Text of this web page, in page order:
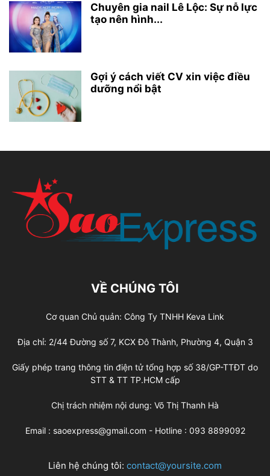
Chuyên gia nail Lê Lộc: Sự nỗ lực
tạo nên hình...
Gợi ý cách viết CV xin việc điều
dưỡng nổi bật
VỀ CHÚNG TÔI
Cơ quan Chủ quản: Công Ty TNHH Keva Link
Địa chỉ: 2/44 Đường số 7, KCX Đô Thành, Phường 4, Quận 3
Giấy phép trang thông tin điện tử tổng hợp số 38/GP-TTĐT do
STT & TT TP.HCM cấp
Chị trách nhiệm nội dung: Võ Thị Thanh Hà
Email : saoexpress@gmail.com - Hotline : 093 8899092
Liên hệ chúng tôi: contact@yoursite.com